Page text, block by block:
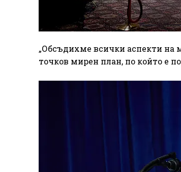
„Обсъдихме всички аспекти на
точков мирен план, по който е